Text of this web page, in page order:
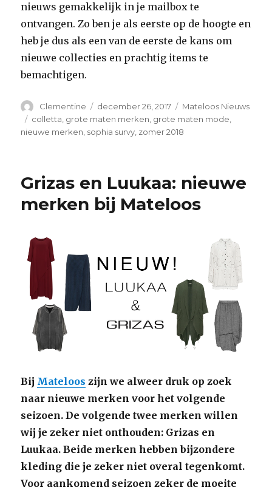
nieuws gemakkelijk in je mailbox te
ontvangen. Zo ben je als eerste op de hoogte en
heb je dus als een van de eerste de kans om
nieuwe collecties en prachtig items te
bemachtigen.
Auteur
Clementine
Geplaatst
op
december 26, 2017 Categorieën
Mateloos Nieuws
Tags
colletta grote maten merken grote maten mode
nieuwe merken sophia survy zomer 2018
Grizas en Luukaa: nieuwe
merken bij Mateloos
Bij Mateloos zijn we alweer druk op zoek
naar nieuwe merken voor het volgende
seizoen. De volgende twee merken willen
wij je zeker niet onthouden: Grizas en
Luukaa. Beide merken hebben bijzondere
kleding die je zeker niet overal tegenkomt.
Voor aankomend seizoen zeker de moeite